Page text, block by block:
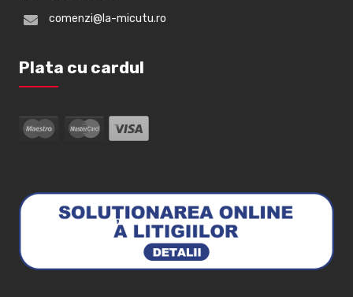
comenzi@la-micutu.ro
Plata cu cardul